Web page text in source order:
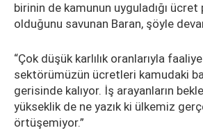
birinin de kamunun uyguladığı ücret
olduğunu savunan Baran, şöyle
“Çok düşük karlılık oranlarıyla
sektörümüzün ücretleri kamudaki
gerisinde kalıyor. İş arayanların
yükseklik de ne yazık ki ülkemiz
örtüşemiyor.”